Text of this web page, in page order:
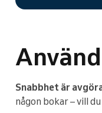
Snabbhet är
någon bokar – vill